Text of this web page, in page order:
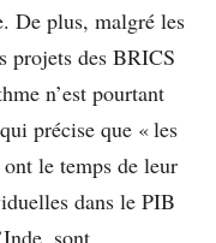
De plus, malgré les
projets des BRICS
n’est pourtant
précise que « les
le temps de leur
dans le PIB
sont